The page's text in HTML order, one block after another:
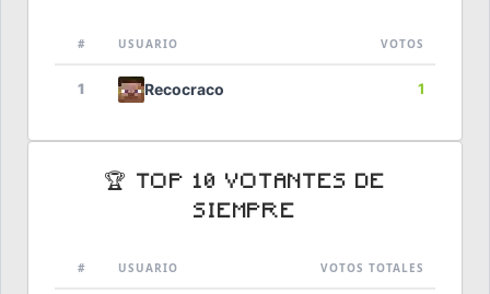
# USUARIO VOTOS
1 Recocraco 1
🏆 TOP 10 VOTANTES DE
SIEMPRE
# USUARIO VOTOS TOTALES